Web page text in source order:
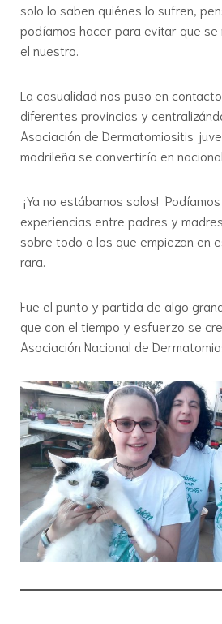
solo lo saben quiénes lo sufren,
podíamos hacer para evitar que se
el nuestro.
La casualidad nos puso en
diferentes provincias y
Asociación de Dermatomiositis
madrileña se convertiría en
¡Ya no estábamos solos!
experiencias entre padres y
sobre todo a los que empiezan en
rara.
Fue el punto y partida de algo
que con el tiempo y esfuerzo se
Asociación Nacional de